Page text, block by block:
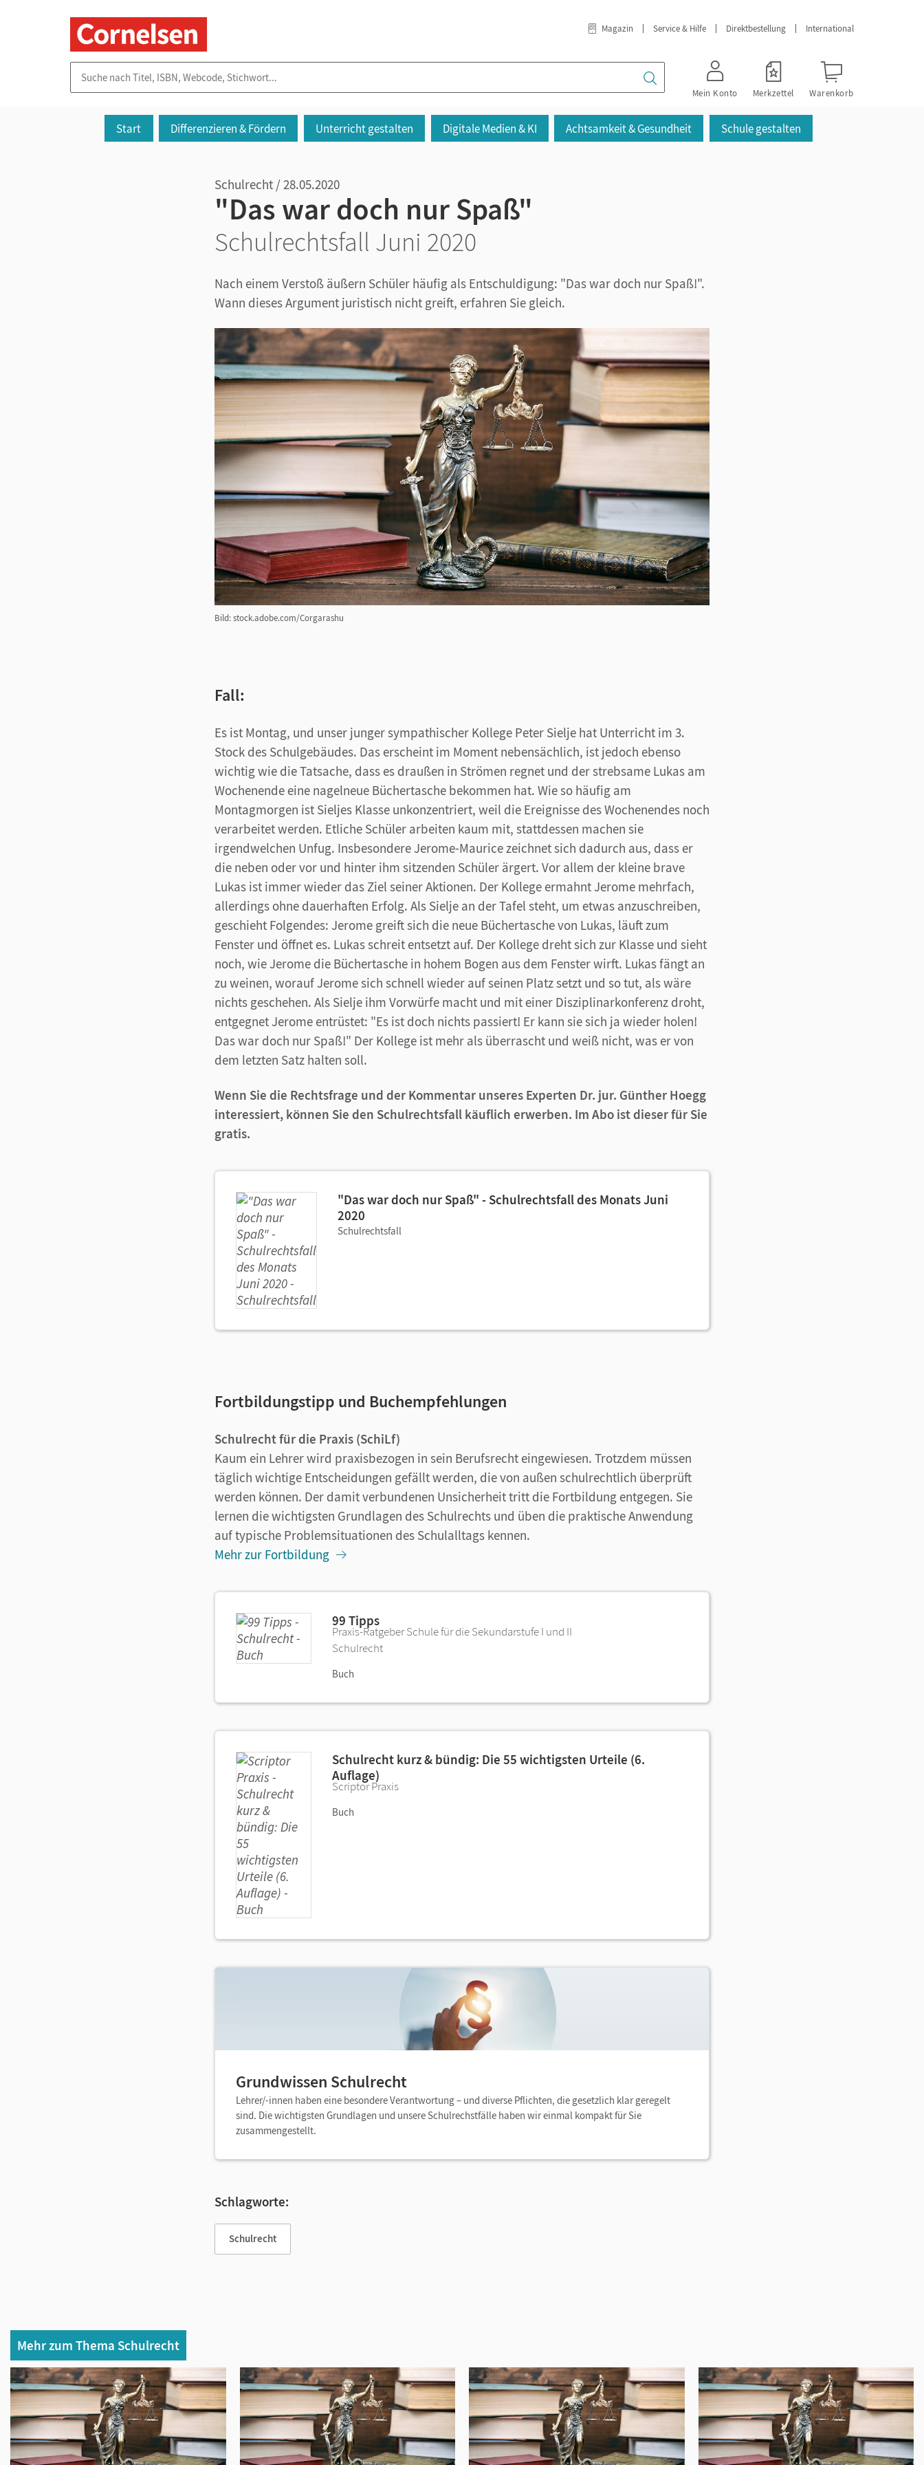
Magazin Service & Hilfe Direktbestellung International
Mein Konto Merkzettel Warenkorb
Start Differenzieren & Fördern Unterricht gestalten Digitale Medien & KI Achtsamkeit & Gesundheit Schule gestalten
Schulrecht / 28.05.2020
"Das war doch nur Spaß"
Schulrechtsfall Juni 2020
Nach einem Verstoß äußern Schüler häufig als Entschuldigung: "Das war doch nur Spaß!".
Wann dieses Argument juristisch nicht greift, erfahren Sie gleich.
Bild: stock.adobe.com/Corgarashu
Fall:
Es ist Montag, und unser junger sympathischer Kollege Peter Sielje hat Unterricht im 3.
Stock des Schulgebäudes. Das erscheint im Moment nebensächlich, ist jedoch ebenso
wichtig wie die Tatsache, dass es draußen in Strömen regnet und der strebsame Lukas am
Wochenende eine nagelneue Büchertasche bekommen hat. Wie so häufig am
Montagmorgen ist Sieljes Klasse unkonzentriert, weil die Ereignisse des Wochenendes noch
verarbeitet werden. Etliche Schüler arbeiten kaum mit, stattdessen machen sie
irgendwelchen Unfug. Insbesondere Jerome-Maurice zeichnet sich dadurch aus, dass er
die neben oder vor und hinter ihm sitzenden Schüler ärgert. Vor allem der kleine brave
Lukas ist immer wieder das Ziel seiner Aktionen. Der Kollege ermahnt Jerome mehrfach,
allerdings ohne dauerhaften Erfolg. Als Sielje an der Tafel steht, um etwas anzuschreiben,
geschieht Folgendes: Jerome greift sich die neue Büchertasche von Lukas, läuft zum
Fenster und öffnet es. Lukas schreit entsetzt auf. Der Kollege dreht sich zur Klasse und sieht
noch, wie Jerome die Büchertasche in hohem Bogen aus dem Fenster wirft. Lukas fängt an
zu weinen, worauf Jerome sich schnell wieder auf seinen Platz setzt und so tut, als wäre
nichts geschehen. Als Sielje ihm Vorwürfe macht und mit einer Disziplinarkonferenz droht,
entgegnet Jerome entrüstet: "Es ist doch nichts passiert! Er kann sie sich ja wieder holen!
Das war doch nur Spaß!" Der Kollege ist mehr als überrascht und weiß nicht, was er von
dem letzten Satz halten soll.
Wenn Sie die Rechtsfrage und der Kommentar unseres Experten Dr. jur. Günther Hoegg
interessiert, können Sie den Schulrechtsfall käuflich erwerben. Im Abo ist dieser für Sie
gratis.
"Das war doch nur Spaß" - Schulrechtsfall des Monats Juni
2020
Schulrechtsfall
Fortbildungstipp und Buchempfehlungen
Schulrecht für die Praxis (SchiLf)
Kaum ein Lehrer wird praxisbezogen in sein Berufsrecht eingewiesen. Trotzdem müssen
täglich wichtige Entscheidungen gefällt werden, die von außen schulrechtlich überprüft
werden können. Der damit verbundenen Unsicherheit tritt die Fortbildung entgegen. Sie
lernen die wichtigsten Grundlagen des Schulrechts und üben die praktische Anwendung
auf typische Problemsituationen des Schulalltags kennen.
Mehr zur Fortbildung
99 Tipps
Praxis-Ratgeber Schule für die Sekundarstufe I und II
Schulrecht
Buch
Schulrecht kurz & bündig: Die 55 wichtigsten Urteile (6.
Auflage)
Scriptor Praxis
Buch
Grundwissen Schulrecht
Lehrer/-innen haben eine besondere Verantwortung – und diverse Pflichten, die gesetzlich klar geregelt
sind. Die wichtigsten Grundlagen und unsere Schulrechstfälle haben wir einmal kompakt für Sie
zusammengestellt.
Schlagworte:
Schulrecht
Mehr zum Thema Schulrecht